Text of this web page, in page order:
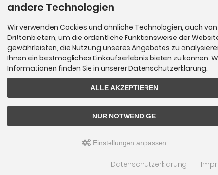
andere Technologien
Wir verwenden Cookies und ähnliche Technologien, auch von
Drittanbietern, um die ordentliche Funktionsweise der
gewährleisten, die Nutzung unseres Angebotes zu
Ihnen ein bestmögliches Einkaufserlebnis bieten zu können.
Informationen finden Sie in unserer Datenschutzerklärung.
ALLE AKZEPTIEREN
NUR NOTWENDIGE
Einstellungen anpassen
Datenschutzerklärung